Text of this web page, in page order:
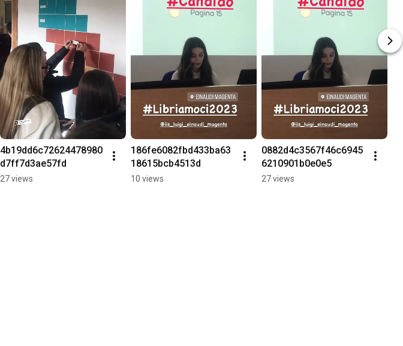
4b19dd6c72624478980
d7ff7d3ae57fd
27 views
186fe6082fbd433ba63
18615bcb4513d
10 views
0882d4c3567f46c6945
6210901b0e0e5
27 views